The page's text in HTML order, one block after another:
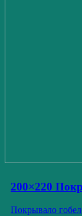
200×220
Покрывало